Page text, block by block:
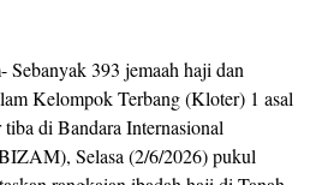
393 jemaah haji dan
Kelompok Terbang (Kloter) 1 asal
di Bandara Internasional
Selasa (2/6/2026) pukul